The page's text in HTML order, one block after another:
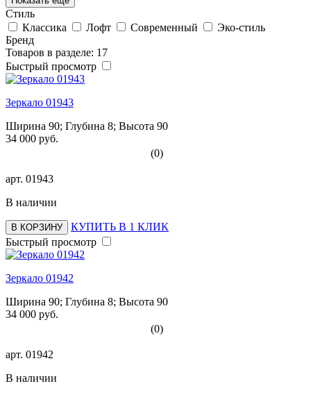
Стиль
Классика
Лофт Современный
Эко-стиль
Бренд
Товаров в разделе: 17
Быстрый просмотр
Зеркало 01943
Ширина 90; Глубина 8; Высота 90
34 000 руб.
(0)
арт. 01943
В наличии
В КОРЗИНУ
КУПИТЬ В 1 КЛИК
Быстрый просмотр
Зеркало 01942
Ширина 90; Глубина 8; Высота 90
34 000 руб.
(0)
арт. 01942
В наличии